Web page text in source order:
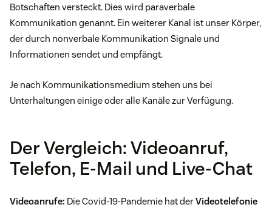
Botschaften versteckt. Dies wird paraverbale
Kommunikation genannt. Ein weiterer Kanal ist unser Körper,
der durch nonverbale Kommunikation Signale und
Informationen sendet und empfängt.
Je nach Kommunikationsmedium stehen uns bei
Unterhaltungen einige oder alle Kanäle zur Verfügung.
Der Vergleich: Videoanruf,
Telefon, E-Mail und Live-Chat
Videoanrufe: Die Covid-19-Pandemie hat derVideotelefonie